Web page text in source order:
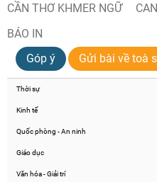
CẦN THƠ KHMER NGỮ
BÁO IN
Góp ý
Gửi bài về toà
Thời sự
Kinh tế
Quốc phòng - An ninh
Giáo dục
Văn hóa - Giải trí